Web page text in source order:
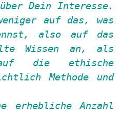
Dein Interesse.
auf das, was
also auf das
Wissen an, als
die ethische
Methode und
erhebliche Anzahl